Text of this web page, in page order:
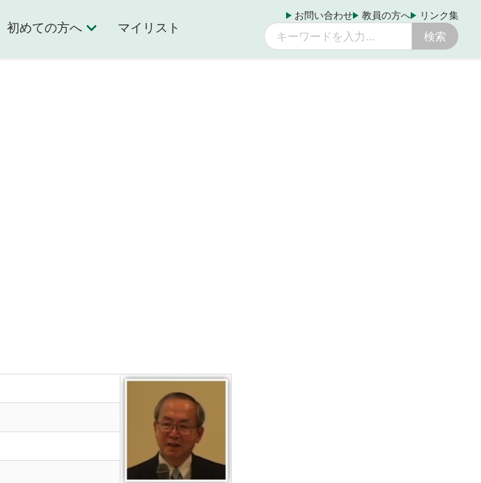
初めての方へ マイリスト
お問い合わせ 教員の方へ リンク集